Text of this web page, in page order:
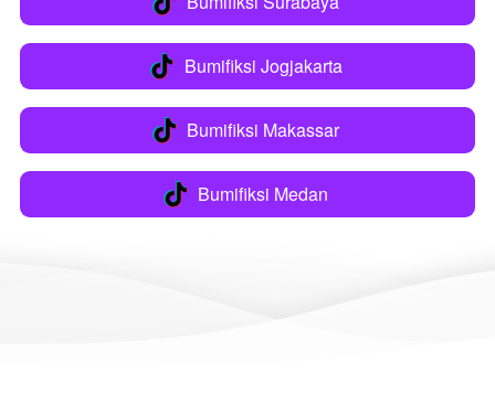
` Bumifiksi Jogjakarta
` Bumifiksi Makassar
` Bumifiksi Medan